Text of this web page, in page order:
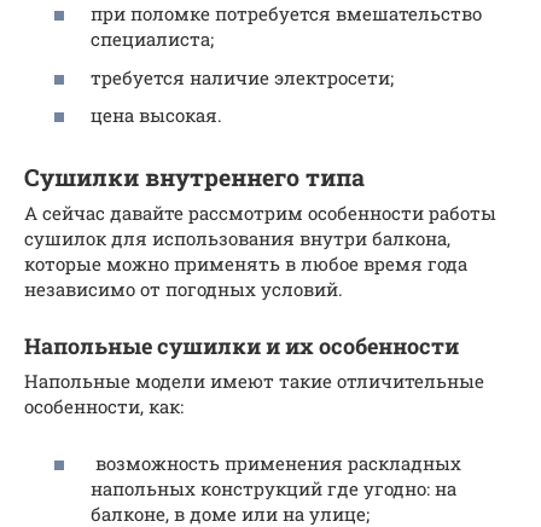
при поломке потребуется вмешательство
специалиста;
требуется наличие электросети;
цена высокая.
Сушилки внутреннего типа
А сейчас давайте рассмотрим особенности работы
сушилок для использования внутри балкона,
которые можно применять в любое время года
независимо от погодных условий.
Напольные сушилки и их особенности
Напольные модели имеют такие отличительные
особенности, как:
возможность применения раскладных
напольных конструкций где угодно: на
балконе, в доме или на улице;